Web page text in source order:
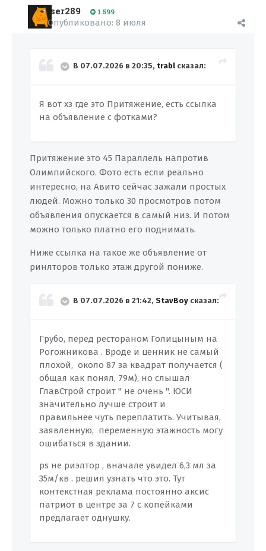
ser289 1 599
Опубликовано: 8 июля
В 07.07.2026 в 20:35, trabl сказал:
Я вот хз где это Притяжение, есть ссылка
на объявление с фотками?
Притяжение это 45 Параллель напротив
Олимпийского. Фото есть если реально
интересно, на Авито сейчас зажали простых
людей. Можно только 30 просмотров потом
объявления опускается в самый низ. И потом
можно только платно его поднимать.
Ниже ссылка на такое же объявление от
ринлторов только этаж другой пониже.
В 07.07.2026 в 21:42, StavBoy сказал:
Грубо, перед рестораном Голицыным на
Рогожникова . Вроде и ценник не самый
плохой, около 87 за квадрат получается (
общая как понял, 79м), но слышал
ГлавСтрой строит " не очень ". ЮСИ
значительно лучше строит и
правильнее чуть переплатить. Учитывая,
заявленную, переменную этажность могу
ошибаться в здании.
ps не риэлтор , вначале увидел 6,3 мл за
35м/кв . решил узнать что это. Тут
контекстная реклама постоянно аксис
патриот в центре за 7 с копейками
предлагает однушку.